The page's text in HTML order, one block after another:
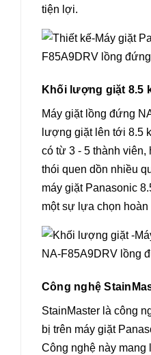
tiện lợi.
Khối lượng giặt 8.5
Máy giặt lồng đứng
lượng giặt lên tới 8.5
có từ 3 - 5 thành
thói quen dồn nhiều
máy giặt Panasonic
một sự lựa chọn hoàn
Công nghệ
StainMaster là công
bị trên máy giặt
Công nghệ này mang